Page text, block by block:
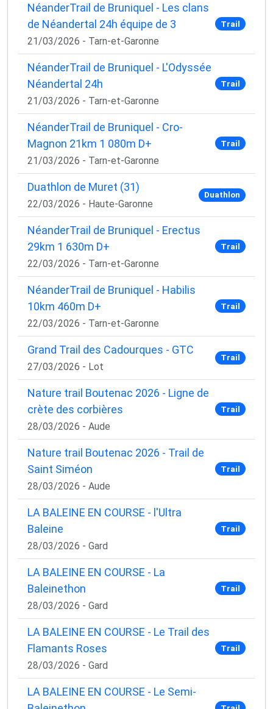
NéanderTrail de Bruniquel - Les clans
de Néandertal 24h équipe de 3
21/03/2026 - Tarn-et-Garonne
Trail
NéanderTrail de Bruniquel - L'Odyssée
Néandertal 24h
21/03/2026 - Tarn-et-Garonne
Trail
NéanderTrail de Bruniquel - Cro-
Magnon 21km 1 080m D+
21/03/2026 - Tarn-et-Garonne
Trail
Duathlon de Muret (31)
22/03/2026 - Haute-Garonne
Duathlon
NéanderTrail de Bruniquel - Erectus
29km 1 630m D+
22/03/2026 - Tarn-et-Garonne
Trail
NéanderTrail de Bruniquel - Habilis
10km 460m D+
22/03/2026 - Tarn-et-Garonne
Trail
Grand Trail des Cadourques - GTC
27/03/2026 - Lot
Trail
Nature trail Boutenac 2026 - Ligne de
crète des corbières
28/03/2026 - Aude
Trail
Nature trail Boutenac 2026 - Trail de
Saint Siméon
28/03/2026 - Aude
Trail
LA BALEINE EN COURSE - l'Ultra
Baleine
28/03/2026 - Gard
Trail
LA BALEINE EN COURSE - La
Baleinethon
28/03/2026 - Gard
Trail
LA BALEINE EN COURSE - Le Trail des
Flamants Roses
28/03/2026 - Gard
Trail
LA BALEINE EN COURSE - Le Semi-